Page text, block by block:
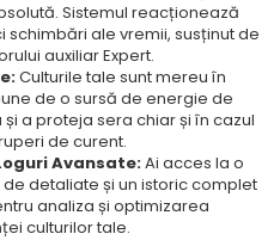
Sistemul reacționează
ale vremii, susținut de
auxiliar Expert.
Culturile tale sunt mereu în
de o sursă de energie de
a proteja sera chiar și în cazul
de curent.
Avansate:Ai acces la o
detaliate și un istoric complet
analiza și optimizarea
culturilor tale.